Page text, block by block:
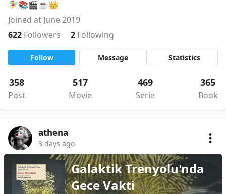
🧚‍♀️📚🎬☕️👑
Joined at June 2019
622 Followers 2 Following
Follow Message Statistics
358
Post
517
Movie
469
Serie
365
Book
athena
3 days ago
Galaktik Trenyolu'nda
Gece Vakti